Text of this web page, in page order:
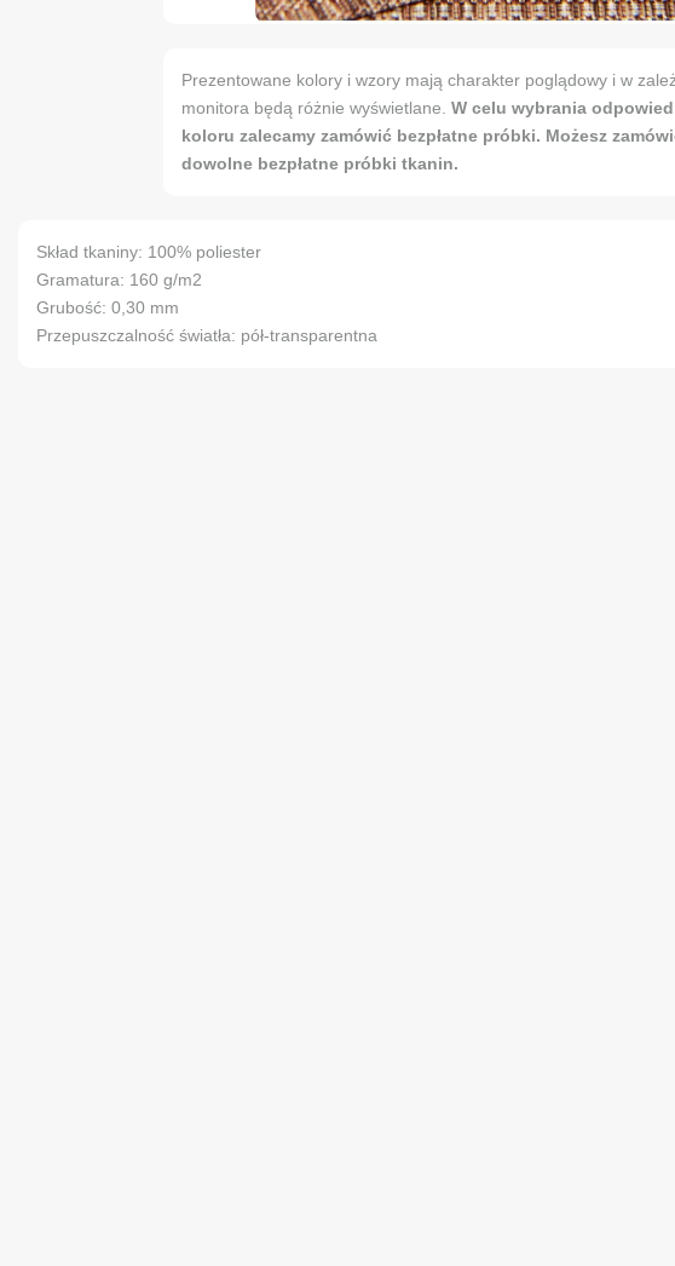
Prezentowane kolory i wzory mają charakter poglądowy i w
monitora będą różnie wyświetlane. W celu wybrania
koloru zalecamy zamówić bezpłatne próbki. Możesz
dowolne bezpłatne próbki tkanin.
Skład tkaniny: 100% poliester
Gramatura: 160 g/m2
Grubość: 0,30 mm
Przepuszczalność światła: pół-transparentna